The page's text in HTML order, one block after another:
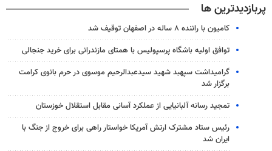
پربازدیدترین ها
کامیون با راننده ۸ ساله در اصفهان توقیف شد
توافق اولیه باشگاه پرسپولیس با همتای مازندرانی برای خرید جنجالی
گرامیداشت سپهبد شهید سیدعبدالرحیم موسوی در حرم بانوی کرامت
برگزار شد
تمجید رسانه آلبانیایی از عملکرد آسانی مقابل استقلال خوزستان
رئیس ستاد مشترک ارتش آمریکا خواستار راهی برای خروج از جنگ با
ایران شد